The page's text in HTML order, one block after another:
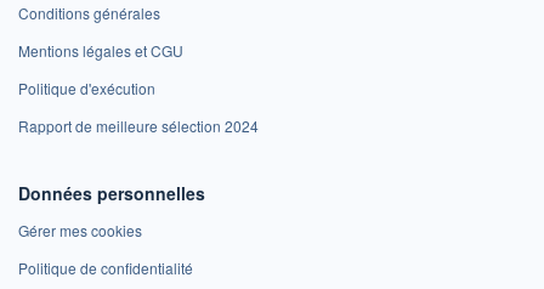
Conditions générales
Mentions légales et CGU
Politique d'exécution
Rapport de meilleure sélection 2024
Données personnelles
Gérer mes cookies
Politique de confidentialité